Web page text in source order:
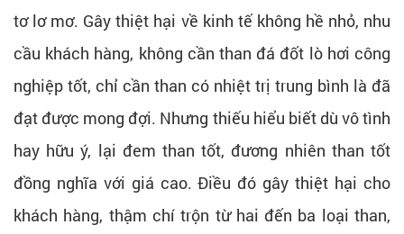
tơ lơ mơ. Gây thiệt hại về kinh tế không hề nhỏ, nhu
cầu khách hàng, không cần than đá đốt lò hơi công
nghiệp tốt, chỉ cần than có nhiệt trị trung bình là đã
đạt được mong đợi. Nhưng thiếu hiểu biết dù vô tình
hay hữu ý, lại đem than tốt, đương nhiên than tốt
đồng nghĩa với giá cao. Điều đó gây thiệt hại cho
khách hàng, thậm chí trộn từ hai đến ba loại than,